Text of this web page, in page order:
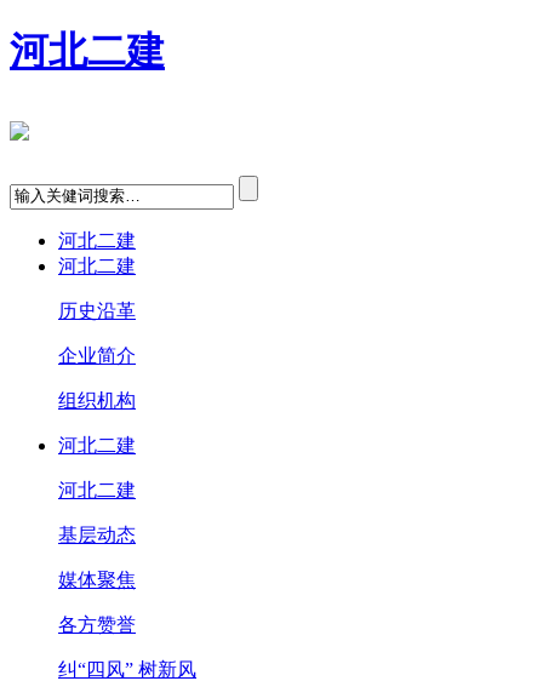
河北二建
河北二建
河北二建
历史沿革
企业简介
组织机构
河北二建
河北二建
基层动态
媒体聚焦
各方赞誉
纠“四风” 树新风